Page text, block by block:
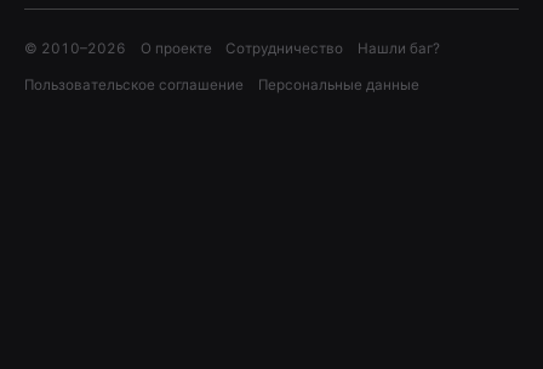
© 2010–2026 О проекте Сотрудничество Нашли баг?
Пользовательское соглашение Персональные данные